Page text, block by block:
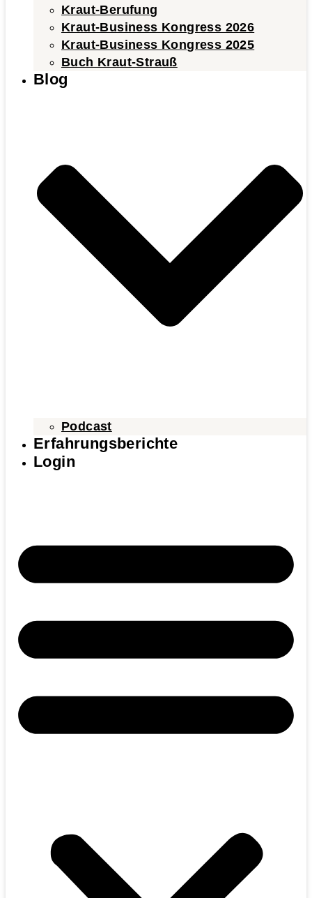
Kraut-Berufung
Kraut-Business Kongress 2026
Kraut-Business Kongress 2025
Buch Kraut-Strauß
Blog
Podcast
Erfahrungsberichte
Login